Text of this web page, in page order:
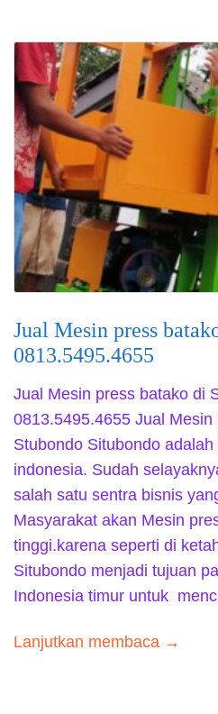
Jual Mesin press
0813.5495.4655
Jual Mesin press batako di
0813.5495.4655 Jual Mesin
Stubondo Situbondo
indonesia. Sudah
salah satu sentra bisnis
Masyarakat akan Mesin
tinggi.karena seperti di
Situbondo menjadi tujuan
Indonesia timur untuk
Lanjutkan membaca →